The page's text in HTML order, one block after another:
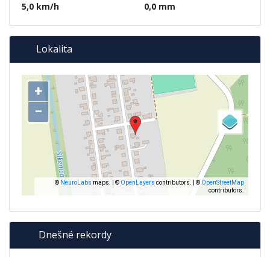
5,0 km/h
0,0 mm
Lokalita
Dnešné rekordy